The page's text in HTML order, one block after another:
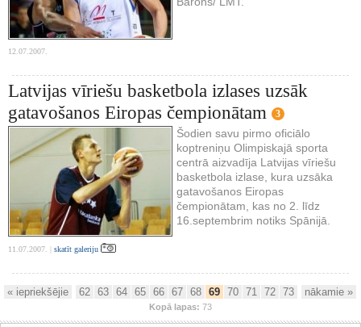
12.07.2007.
Latvijas vīriešu basketbola izlases uzsāk
gatavošanos Eiropas čempionātam
3
Šodien savu pirmo oficiālo
koptreniņu Olimpiskajā sporta
centrā aizvadīja Latvijas vīriešu
basketbola izlase, kura uzsāka
gatavošanos Eiropas
čempionātam, kas no 2. līdz
16.septembrim notiks Spānijā.
11.07.2007. | skatīt galeriju
« iepriekšējie 62 63 64 65 66 67 68 69 70 71 72 73 nākamie »
Kopā lapas: 73